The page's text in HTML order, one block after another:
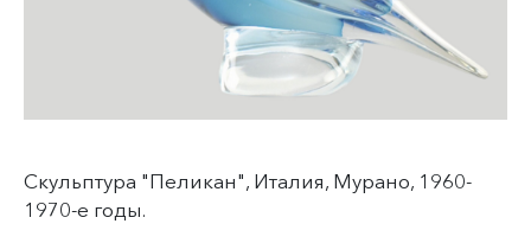
Скульптура "Пеликан", Италия, Мурано, 1960-
1970-е годы.